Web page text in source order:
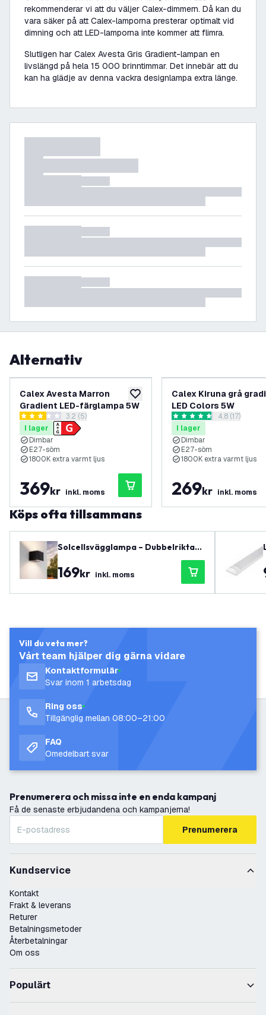
rekommenderar vi att du väljer Calex-dimmern. Då kan du
vara säker på att Calex-lamporna presterar optimalt vid
dimning och att LED-lamporna inte kommer att flimra.
Slutligen har Calex Avesta Gris Gradient-lampan en
livslängd på hela 15 000 brinntimmar. Det innebär att du
kan ha glädje av denna vackra designlampa extra länge.
Alternativ
lägg till i önskelistan
Calex Avesta Marron
Gradient LED-färglampa 5W
öppna recensionspanel
3.2 stjärnbetyg3.2 (5)
I lager
Dimbar
E27-söm
1800K extra varmt ljus
369kr inkl. moms
Calex Kiruna grå
LED Colors 5W
öppna
4.8 stjärnbetyg4.8 (17)
I lager
Dimbar
E27-söm
1800K extra varmt ljus
269kr inkl. moms
Köps ofta tillsammans
Solcellsvägglampa – Dubbelriktat l
169kr inkl. moms
Vill du veta mer?
Vårt team hjälper dig gärna vidare
Kontaktformulär
Svar inom 1 arbetsdag
Ring oss
Tillgänglig mellan 08:00–21:00
FAQ
Omedelbart svar
Prenumerera och missa inte en enda kampanj
Få de senaste erbjudandena och kampanjerna!
Prenumerera
Kundservice
Kontakt
Frakt & leverans
Returer
Betalningsmetoder
Återbetalningar
Om oss
Populärt